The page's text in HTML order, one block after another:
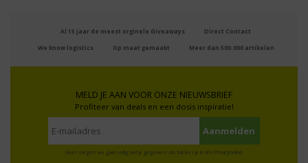
Al 15 jaar de meest orginele Giveaways Direct Contact
We know logistics Op maat gemaakt Meer dan 500.000 artikelen
MELD JE AAN VOOR ONZE NIEUWSBRIEF
Profiteer van deals en een dosis inspiratie!
Geen zorgen: we gaan veilig met je gegevens om. Dat lees je in ons Privacybeleid.